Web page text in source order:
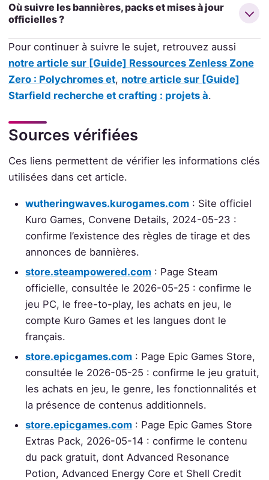
Où suivre les bannières, packs et mises à jour
officielles ?
Pour continuer à suivre le sujet, retrouvez aussi
notre article sur [Guide] Ressources Zenless Zone
Zero : Polychromes et, notre article sur [Guide]
Starfield recherche et crafting : projets à.
Sources vérifiées
Ces liens permettent de vérifier les informations clés
utilisées dans cet article.
wutheringwaves.kurogames.com : Site officiel
Kuro Games, Convene Details, 2024-05-23 :
confirme l’existence des règles de tirage et des
annonces de bannières.
store.steampowered.com : Page Steam
officielle, consultée le 2026-05-25 : confirme le
jeu PC, le free-to-play, les achats en jeu, le
compte Kuro Games et les langues dont le
français.
store.epicgames.com : Page Epic Games Store,
consultée le 2026-05-25 : confirme le jeu gratuit,
les achats en jeu, le genre, les fonctionnalités et
la présence de contenus additionnels.
store.epicgames.com : Page Epic Games Store
Extras Pack, 2026-05-14 : confirme le contenu
du pack gratuit, dont Advanced Resonance
Potion, Advanced Energy Core et Shell Credit